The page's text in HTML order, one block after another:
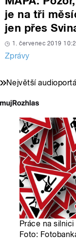
je na tři
jen přes
1. červenec 2019
Zprávy
Největší
Práce na silnici
Foto: